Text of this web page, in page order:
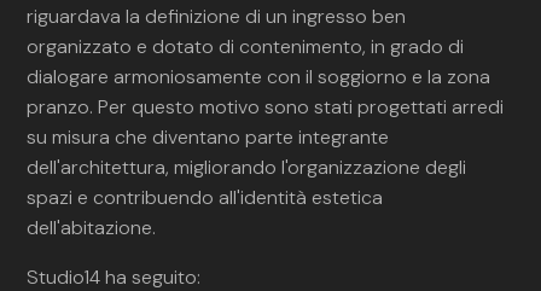
riguardava la definizione di un ingresso ben
organizzato e dotato di contenimento, in grado di
dialogare armoniosamente con il soggiorno e la zona
pranzo. Per questo motivo sono stati progettati arredi
su misura che diventano parte integrante
dell'architettura, migliorando l'organizzazione degli
spazi e contribuendo all'identità estetica
dell'abitazione.
Studio14 ha seguito: